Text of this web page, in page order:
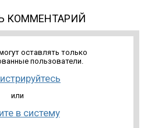
КОММЕНТАРИЙ
оставлять только
пользователи.
или
в систему